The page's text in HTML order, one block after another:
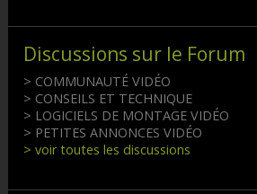
Discussions sur le Forum
> COMMUNAUTÉ VIDÉO
> CONSEILS ET TECHNIQUE
> LOGICIELS DE MONTAGE VIDÉO
> PETITES ANNONCES VIDÉO
> voir toutes les discussions